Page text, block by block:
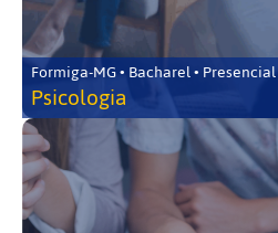
Formiga-MG • Bacharel • Presencial
Psicologia